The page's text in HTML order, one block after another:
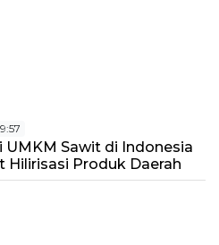
Sawit di Indonesia
Hilirisasi Produk Daerah